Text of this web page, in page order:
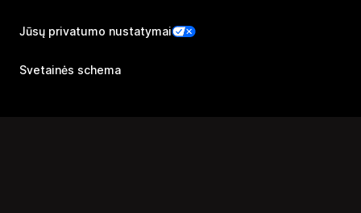
Jūsų privatumo nustatymai
Svetainės schema